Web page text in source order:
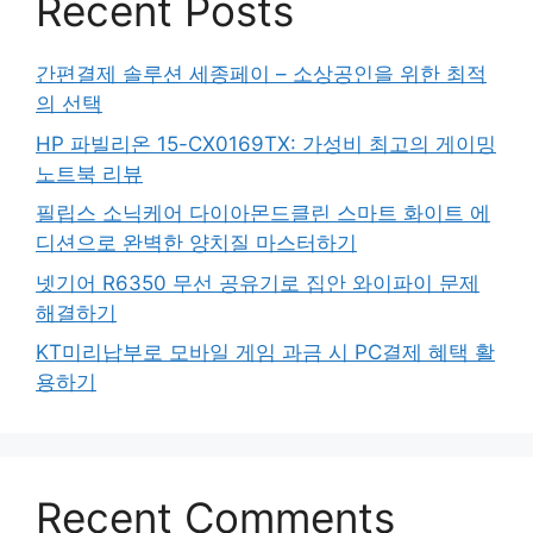
Recent Posts
간편결제 솔루션 세종페이 – 소상공인을 위한 최적
의 선택
HP 파빌리온 15-CX0169TX: 가성비 최고의 게이밍
노트북 리뷰
필립스 소닉케어 다이아몬드클린 스마트 화이트 에
디션으로 완벽한 양치질 마스터하기
넷기어 R6350 무선 공유기로 집안 와이파이 문제
해결하기
KT미리납부로 모바일 게임 과금 시 PC결제 혜택 활
용하기
Recent Comments